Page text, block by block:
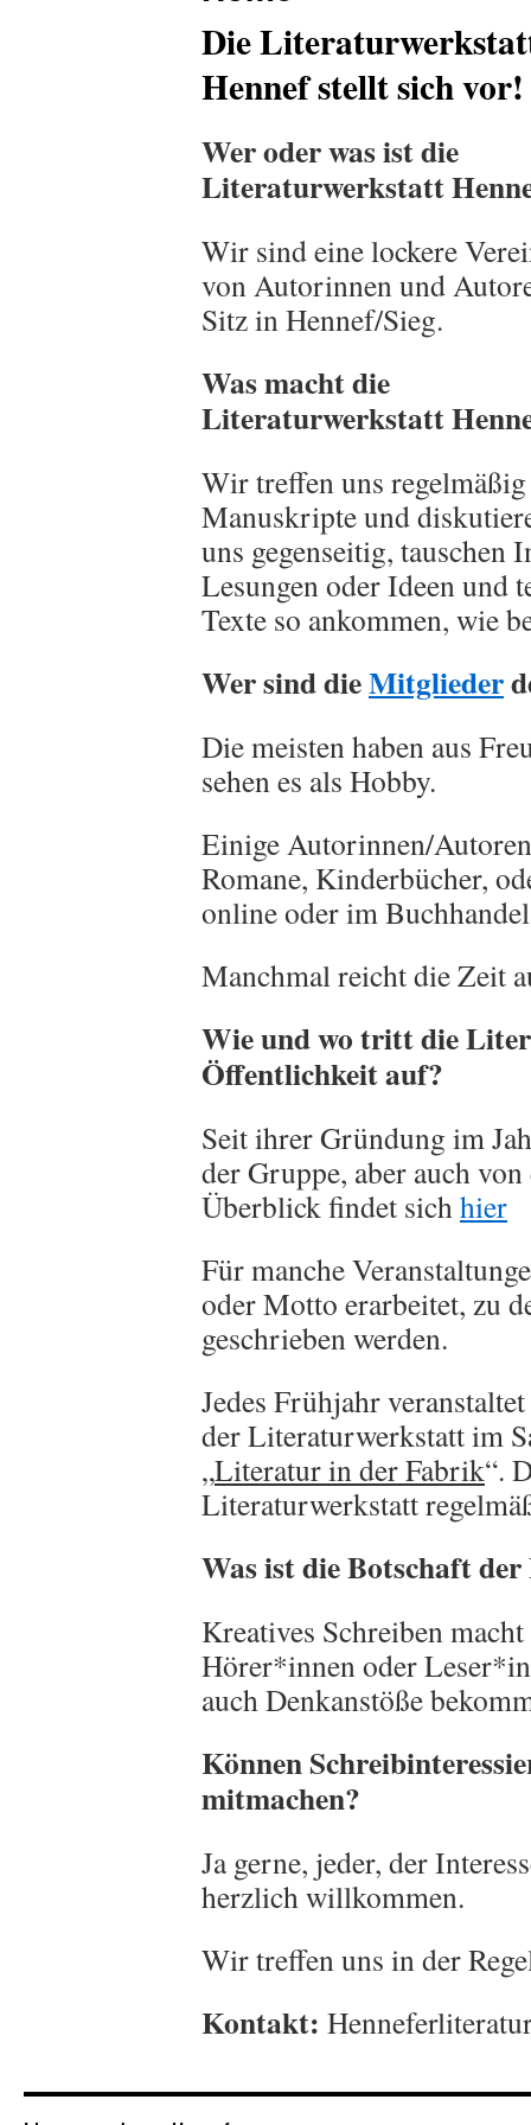
Die
Hennef stellt sich vor!
Wer oder was ist die
Literaturwerkstatt
Wir sind eine lockere
von Autorinnen und
Sitz in Hennef/Sieg.
Was macht die
Literaturwerkstatt
Wir treffen uns
Manuskripte und
uns gegenseitig, tauschen
Lesungen oder Ideen und
Texte so ankommen, wie
Wer sind dieMitglieder
Die meisten haben aus
sehen es als Hobby.
Einige Autorinnen/
Romane, Kinderbücher,
online oder im
Manchmal reicht die Zeit
Wie und wo tritt die
Öffentlichkeit auf?
Seit ihrer Gründung im
der Gruppe, aber auch
Überblick findet sichhier
Für manche
oder Motto erarbeitet, zu
geschrieben werden.
Jedes Frühjahr
der Literaturwerkstatt im
„Literatur in der Fabrik“.
Literaturwerkstatt
Was ist die Botschaft
Kreatives Schreiben
Hörer*innen oder
auch Denkanstöße
Können
mitmachen?
Ja gerne, jeder, der
herzlich willkommen.
Wir treffen uns in der
Kontakt: